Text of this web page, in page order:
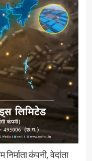
कंपनी, वेदांता